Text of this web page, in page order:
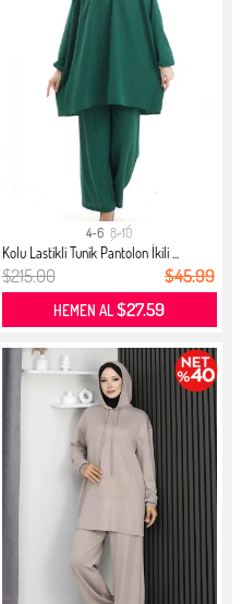
4-6 8-10
Kolu Lastikli Tunik Pantolon İkili ...
$215.00 $45.99
HEMEN AL$27.59